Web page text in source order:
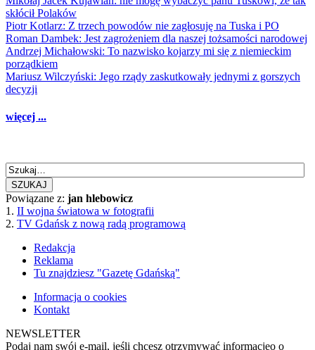
skłócił Polaków
Piotr Kotlarz: Z trzech powodów nie zagłosuję na Tuska i PO
Roman Dambek: Jest zagrożeniem dla naszej tożsamości narodowej
Andrzej Michałowski: To nazwisko kojarzy mi się z niemieckim
porządkiem
Mariusz Wilczyński: Jego rządy zaskutkowały jednymi z gorszych
decyzji
więcej ...
SZUKAJ
Powiązane z: jan hlebowicz
1. II wojna światowa w fotografii
2. TV Gdańsk z nową radą programową
Redakcja
Reklama
Tu znajdziesz "Gazetę Gdańską"
Informacja o cookies
Kontakt
NEWSLETTER
Podaj nam swój e-mail, jeśli chcesz otrzymywać informacjęo o